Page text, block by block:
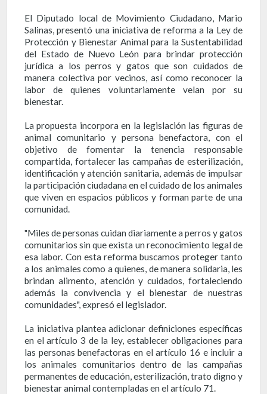
El Diputado local de Movimiento Ciudadano, Mario
Salinas, presentó una iniciativa de reforma a la Ley de
Protección y Bienestar Animal para la Sustentabilidad
del Estado de Nuevo León para brindar protección
jurídica a los perros y gatos que son cuidados de
manera colectiva por vecinos, así como reconocer la
labor de quienes voluntariamente velan por su
bienestar.
La propuesta incorpora en la legislación las figuras de
animal comunitario y persona benefactora, con el
objetivo de fomentar la tenencia responsable
compartida, fortalecer las campañas de esterilización,
identificación y atención sanitaria, además de impulsar
la participación ciudadana en el cuidado de los animales
que viven en espacios públicos y forman parte de una
comunidad.
"Miles de personas cuidan diariamente a perros y gatos
comunitarios sin que exista un reconocimiento legal de
esa labor. Con esta reforma buscamos proteger tanto
a los animales como a quienes, de manera solidaria, les
brindan alimento, atención y cuidados, fortaleciendo
además la convivencia y el bienestar de nuestras
comunidades", expresó el legislador.
La iniciativa plantea adicionar definiciones específicas
en el artículo 3 de la ley, establecer obligaciones para
las personas benefactoras en el artículo 16 e incluir a
los animales comunitarios dentro de las campañas
permanentes de educación, esterilización, trato digno y
bienestar animal contempladas en el artículo 71.